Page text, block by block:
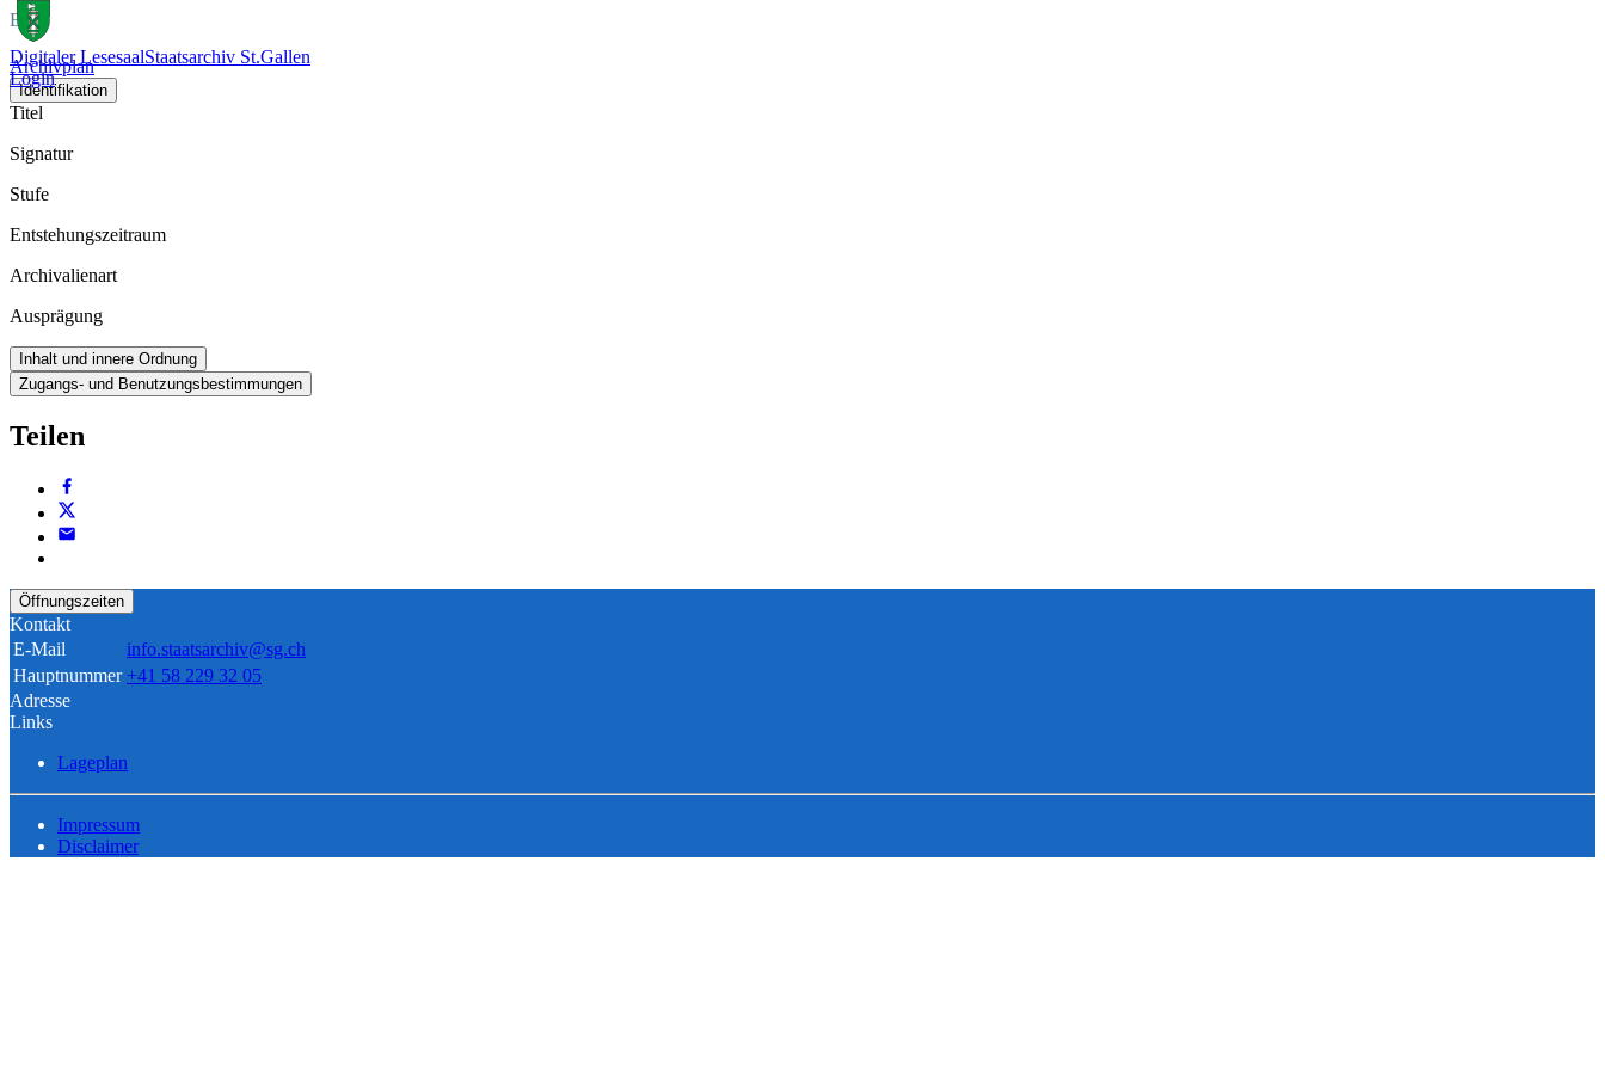
Digitaler LesesaalStaatsarchiv St.Gallen
Login
Buch
Archivplan
Identifikation
Titel
Signatur
Stufe
Entstehungszeitraum
Archivalienart
Ausprägung
Inhalt und innere Ordnung
Zugangs- und Benutzungsbestimmungen
Teilen
Öffnungszeiten
Kontakt
E-Mail
info.staatsarchiv@sg.ch
Hauptnummer +41 58 229 32 05
Adresse
Links
Lageplan
Impressum
Disclaimer